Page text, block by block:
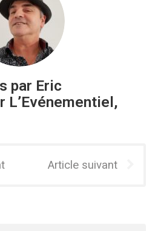
par Eric
L’Evénementiel,
Article suivant